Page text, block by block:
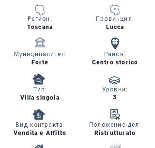
Регион :
Toscana
Lucca
Провинция:
Муниципалитет:
Forte
Район:
Centro storico
Тип:
Villa singola
Вид контракта:
Vendita e Affitto
Уровни:
3
Положение дел:
Ristrutturato